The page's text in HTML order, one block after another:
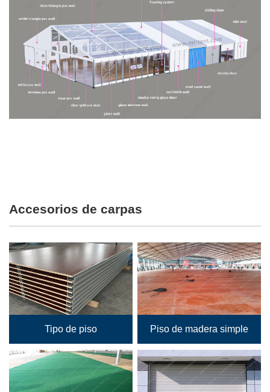
Accesorios de carpas
Tipo de piso Piso de madera simple